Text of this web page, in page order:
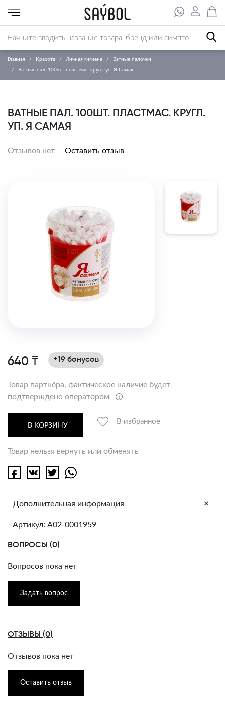
Главная Красота Личная гигиена Ватные палочки
Ватные пал. 100шт. пластмас. кругл. уп. Я Самая
ВАТНЫЕ ПАЛ. 100ШТ. ПЛАСТМАС. КРУГЛ.
УП. Я САМАЯ
Отзывов нет Оставить отзыв
640 ₸ +19 бонусов
Товар партнёра, фактическое наличие будет
подтверждено оператором
В КОРЗИНУ
В избранное
Товар нельзя вернуть или обменять
Дополнительная информация +
Артикул: A02-0001959
ВОПРОСЫ (0)
Вопросов пока нет
Задать вопрос
ОТЗЫВЫ (0)
Отзывов пока нет
Оставить отзыв